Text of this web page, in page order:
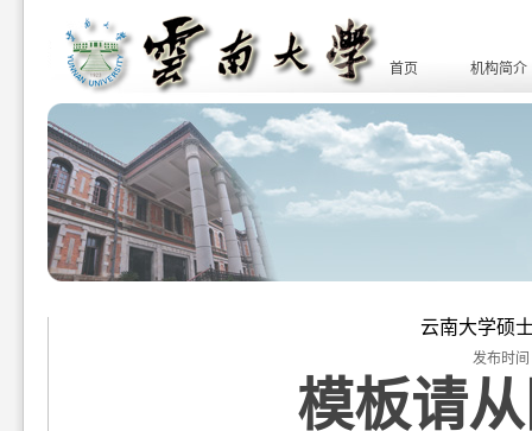
首页 机构简介
云南大学硕
发布时
模板请